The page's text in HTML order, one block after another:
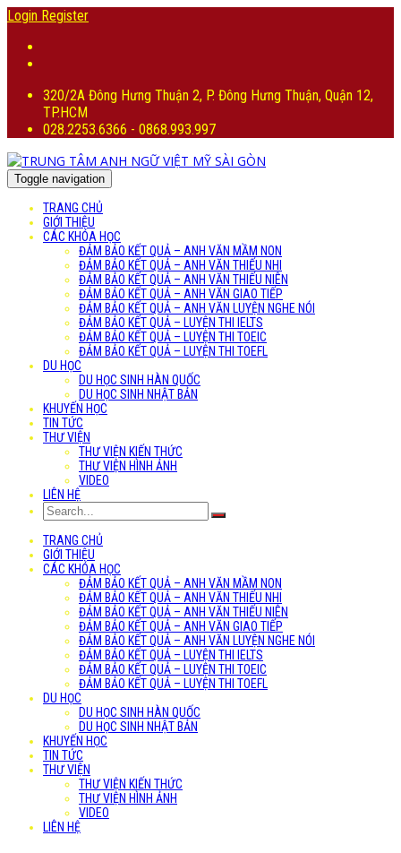
Login Register
320/2A Đông Hưng Thuận 2, P. Đông Hưng Thuận, Quận 12,
TP.HCM
028.2253.6366 - 0868.993.997
Toggle navigation
TRANG CHỦ
GIỚI THIỆU
CÁC KHÓA HỌC
ĐẢM BẢO KẾT QUẢ – ANH VĂN MẦM NON
ĐẢM BẢO KẾT QUẢ – ANH VĂN THIẾU NHI
ĐẢM BẢO KẾT QUẢ – ANH VĂN THIẾU NIÊN
ĐẢM BẢO KẾT QUẢ – ANH VĂN GIAO TIẾP
ĐẢM BẢO KẾT QUẢ – ANH VĂN LUYỆN NGHE NÓI
ĐẢM BẢO KẾT QUẢ – LUYỆN THI IELTS
ĐẢM BẢO KẾT QUẢ – LUYỆN THI TOEIC
ĐẢM BẢO KẾT QUẢ – LUYỆN THI TOEFL
DU HỌC
DU HỌC SINH HÀN QUỐC
DU HỌC SINH NHẬT BẢN
KHUYẾN HỌC
TIN TỨC
THƯ VIỆN
THƯ VIỆN KIẾN THỨC
THƯ VIỆN HÌNH ẢNH
VIDEO
LIÊN HỆ
TRANG CHỦ
GIỚI THIỆU
CÁC KHÓA HỌC
ĐẢM BẢO KẾT QUẢ – ANH VĂN MẦM NON
ĐẢM BẢO KẾT QUẢ – ANH VĂN THIẾU NHI
ĐẢM BẢO KẾT QUẢ – ANH VĂN THIẾU NIÊN
ĐẢM BẢO KẾT QUẢ – ANH VĂN GIAO TIẾP
ĐẢM BẢO KẾT QUẢ – ANH VĂN LUYỆN NGHE NÓI
ĐẢM BẢO KẾT QUẢ – LUYỆN THI IELTS
ĐẢM BẢO KẾT QUẢ – LUYỆN THI TOEIC
ĐẢM BẢO KẾT QUẢ – LUYỆN THI TOEFL
DU HỌC
DU HỌC SINH HÀN QUỐC
DU HỌC SINH NHẬT BẢN
KHUYẾN HỌC
TIN TỨC
THƯ VIỆN
THƯ VIỆN KIẾN THỨC
THƯ VIỆN HÌNH ẢNH
VIDEO
LIÊN HỆ